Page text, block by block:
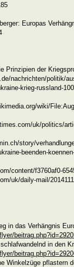
Europas
Prinzipien der
nachrichten/politik/
krieg-russland-
wiki/
uk/politics/
story/
beenden-
content/f3760af0-
uk/daily-mail/
in das Verhängnis
in den
Winkelzüge pflastern